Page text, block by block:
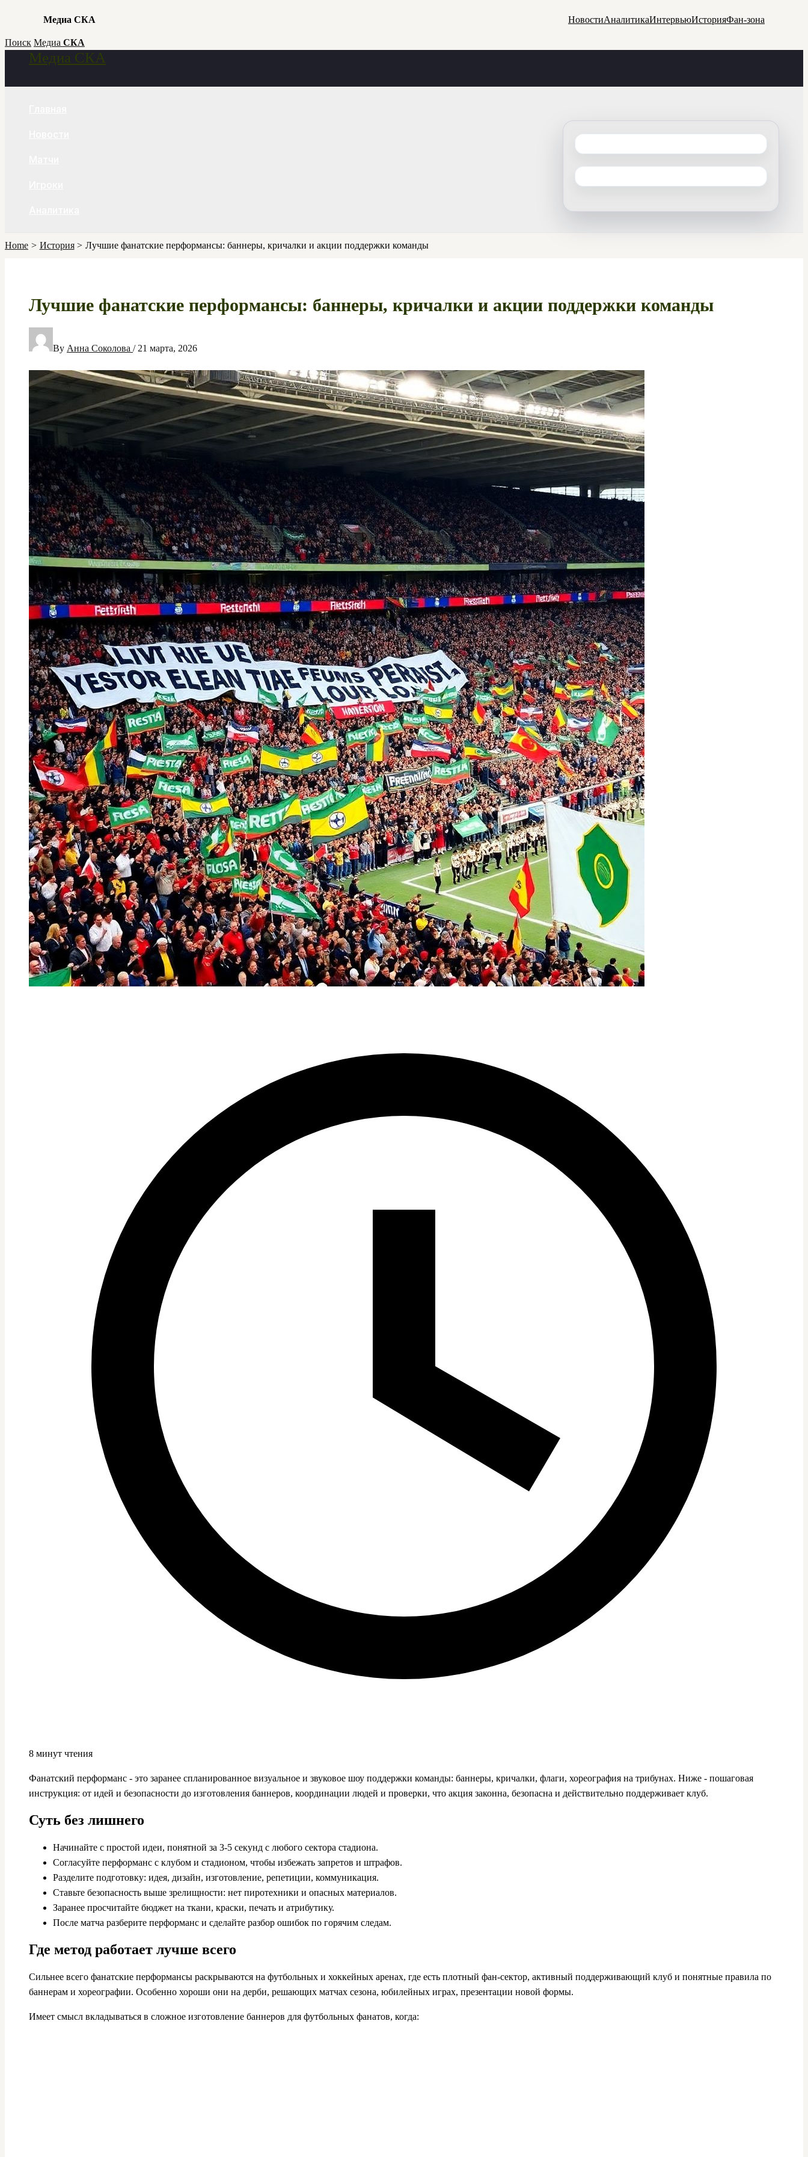
Медиа СКА НовостиАналитикаИнтервьюИсторияФан-зона
Skip
Поиск Медиа СКА
Медиа СКА
Home История Лучшие фанатские перформансы: баннеры, кричалки и акции поддержки команды
Лучшие фанатские перформансы: баннеры, кричалки и акции поддержки команды
By Анна Соколова / 21 марта, 2026
8 минут чтения
Фанатский перформанс - это заранее спланированное визуальное и звуковое шоу поддержки команды: баннеры, кричалки, флаги, хореография на трибунах. Ниже - пошаговая
инструкция: от идей и безопасности до изготовления баннеров, координации людей и проверки, что акция законна, безопасна и действительно поддерживает клуб.
Суть без лишнего
Начинайте с простой идеи, понятной за 3-5 секунд с любого сектора стадиона.
Согласуйте перформанс с клубом и стадионом, чтобы избежать запретов и штрафов.
Разделите подготовку: идея, дизайн, изготовление, репетиции, коммуникация.
Ставьте безопасность выше зрелищности: нет пиротехники и опасных материалов.
Заранее просчитайте бюджет на ткани, краски, печать и атрибутику.
После матча разберите перформанс и сделайте разбор ошибок по горячим следам.
Где метод работает лучше всего
Сильнее всего фанатские перформансы раскрываются на футбольных и хоккейных аренах, где есть плотный фан-сектор, активный поддерживающий клуб и понятные правила по
баннерам и хореографии. Особенно хороши они на дерби, решающих матчах сезона, юбилейных играх, презентации новой формы.
Имеет смысл вкладываться в сложное изготовление баннеров для футбольных фанатов, когда: